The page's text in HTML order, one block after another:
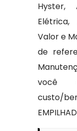
Hyster,
Valor e
de
você
custo/